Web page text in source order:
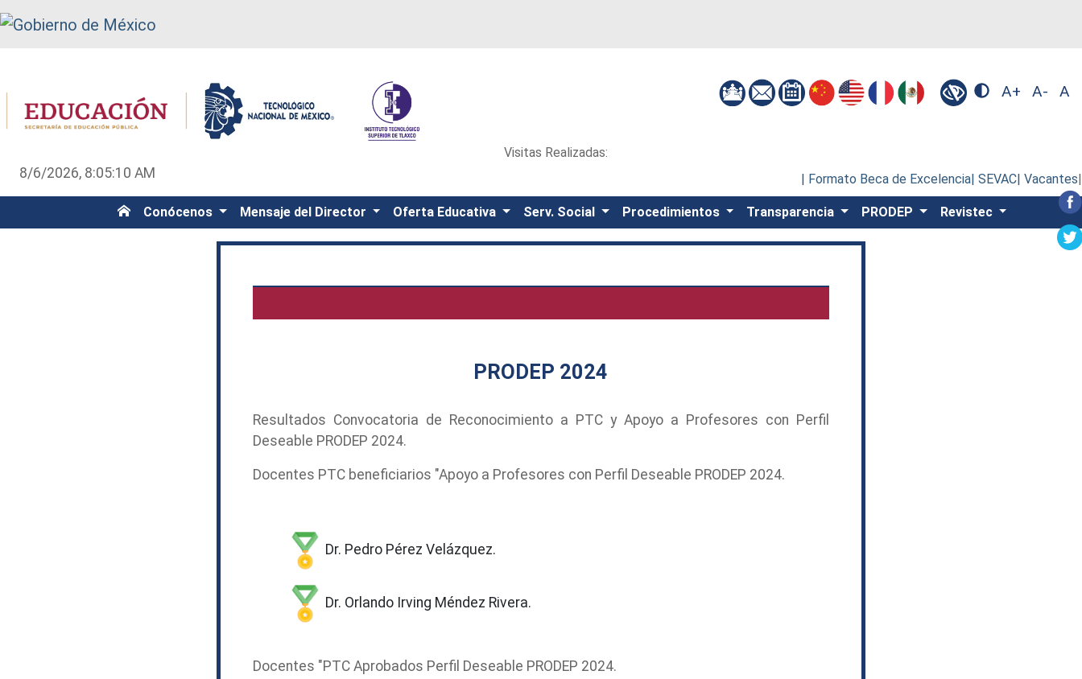
A+ A- A
Visitas Realizadas:
8/6/2026, 8:05:10 AM | Formato Beca de Excelencia| SEVAC| Vacantes|
Conócenos Mensaje del Director Oferta Educativa Serv. Social Procedimientos Transparencia PRODEP Revistec
PRODEP 2024
Resultados Convocatoria de Reconocimiento a PTC y Apoyo a Profesores con Perfil
Deseable PRODEP 2024.
Docentes PTC beneficiarios "Apoyo a Profesores con Perfil Deseable PRODEP 2024.
Dr. Pedro Pérez Velázquez.
Dr. Orlando Irving Méndez Rivera.
Docentes "PTC Aprobados Perfil Deseable PRODEP 2024.